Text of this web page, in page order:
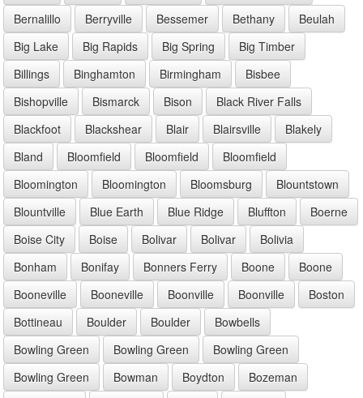
Bernalillo
Berryville Bessemer Bethany
Beulah
Big Lake
Big Rapids Big Spring
Big Timber
Billings
Binghamton Birmingham
Bisbee
Bishopville
Bismarck Bison
Black River Falls
Blackfoot
Blackshear Blair Blairsville
Blakely
Bland
Bloomfield Bloomfield
Bloomfield
Bloomington
Bloomington Bloomsburg
Blountstown
Blountville
Blue Earth Blue Ridge Bluffton
Boerne
Boise City
Boise Bolivar Bolivar
Bolivia
Bonham
Bonifay Bonners Ferry Boone
Boone
Booneville
Booneville Boonville Boonville
Boston
Bottineau
Boulder Boulder
Bowbells
Bowling Green
Bowling Green
Bowling Green
Bowling Green
Bowman Boydton
Bozeman